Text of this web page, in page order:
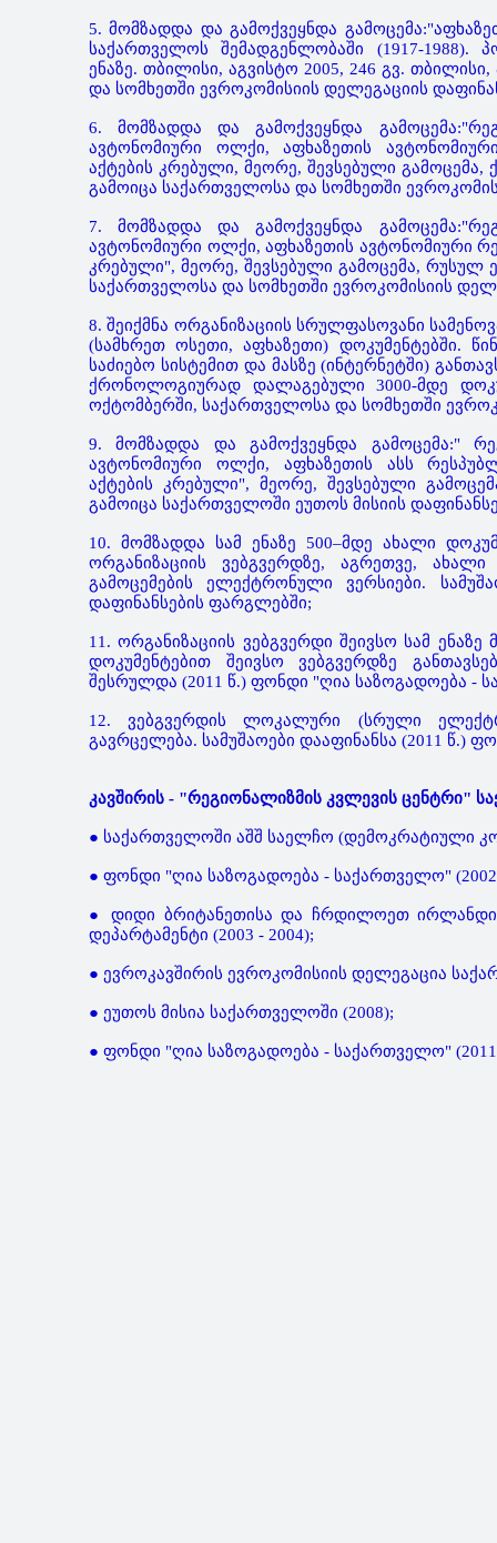
5. მომზადდა და გამოქვეყნდა
საქართველოს შემადგენლობაში (1917-1988).
ენაზე. თბილისი, აგვისტო 2005, 246 გვ.
და სომხეთში ევროკომისიის დელეგაციის
6. მომზადდა და გამოქვეყნდა
ავტონომიური ოლქი, აფხაზეთის
აქტების კრებული, მეორე, შევსებული
გამოიცა საქართველოსა და სომხეთში
7. მომზადდა და გამოქვეყნდა
ავტონომიური ოლქი, აფხაზეთის ავტონომიური
კრებული", მეორე, შევსებული გამოცემა, რუსულ
საქართველოსა და სომხეთში ევროკომისიის
8. შეიქმნა ორგანიზაციის სრულფასოვანი
(სამხრეთ ოსეთი, აფხაზეთი) დოკუმენტებში.
საძიებო სისტემით და მასზე (ინტერნეტში)
ქრონოლოგიურად დალაგებული 3000-მდე
ოქტომბერში, საქართველოსა და სომხეთში
9. მომზადდა და გამოქვეყნდა გამოცემა:"
ავტონომიური ოლქი, აფხაზეთის ასს
აქტების კრებული", მეორე, შევსებული
გამოიცა საქართველოში ეუთოს მისიის
10. მომზადდა სამ ენაზე 500–მდე ახალი
ორგანიზაციის ვებგვერდზე, აგრეთვე,
გამოცემების ელექტრონული ვერსიები.
დაფინანსების ფარგლებში;
11. ორგანიზაციის ვებგვერდი შეივსო სამ
დოკუმენტებით შეივსო ვებგვერდზე
შესრულდა (2011 წ.) ფონდი "ღია საზოგადოება -
12. ვებგვერდის ლოკალური (სრული
გავრცელება. სამუშაოები დააფინანსა (2011 წ.)
კავშირის - "რეგიონალიზმის კვლევის ცენტრი"
● საქართველოში აშშ საელჩო (დემოკრატიული
● ფონდი "ღია საზოგადოება - საქართველო" (2002
● დიდი ბრიტანეთისა და ჩრდილოეთ
დეპარტამენტი (2003 - 2004);
● ევროკავშირის ევროკომისიის დელეგაცია
● ეუთოს მისია საქართველოში (2008);
● ფონდი "ღია საზოგადოება - საქართველო"